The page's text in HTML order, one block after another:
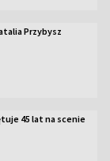
Przybysz
45 lat na scenie